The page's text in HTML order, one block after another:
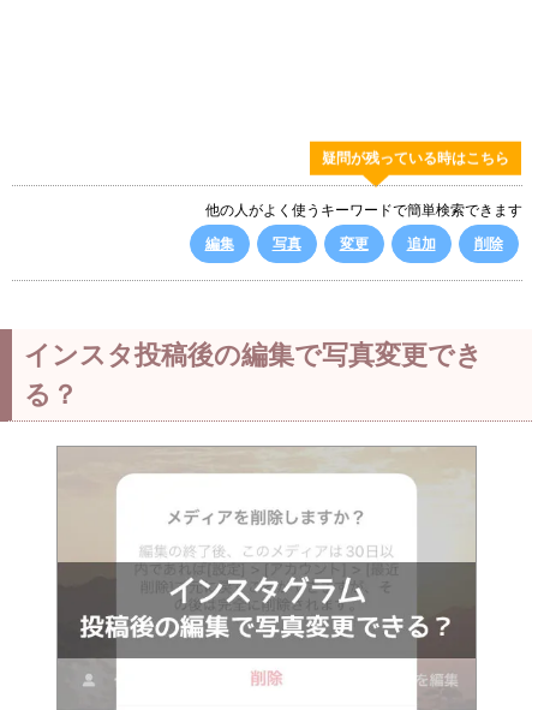
疑問が残っている時はこちら
他の人がよく使うキーワードで簡単検索できます
編集
写真 変更 追加 削除
インスタ投稿後の編集で写真変更でき
る？